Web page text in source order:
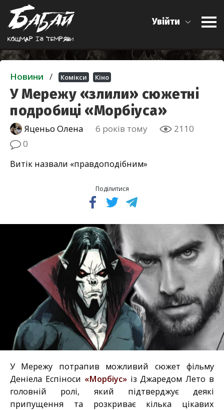
Кошмар iз темряви
Увійти
Новини / Комікси Кіно
У Мережу «злили» сюжетні
подробиці «Морбіуса»
Яценьо Олена 6 років тому
2110
0
Витік назвали «правдоподібним»
Поділитися
У Мережу потрапив можливий сюжет фільму
Деніела Еспіноси «Морбіус»із Джаредом Лето в
головній ролі, який підтверджує деякі
припущення та розкриває кілька цікавих